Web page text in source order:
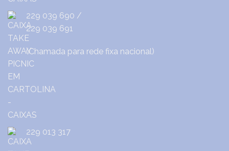
229 039 690 /
229 039 691
(Chamada para rede fixa nacional)
229 013 317